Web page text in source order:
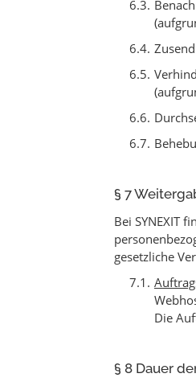
§ 7
Bei SYNEXIT
gesetzliche
Die
§ 8 Dauer